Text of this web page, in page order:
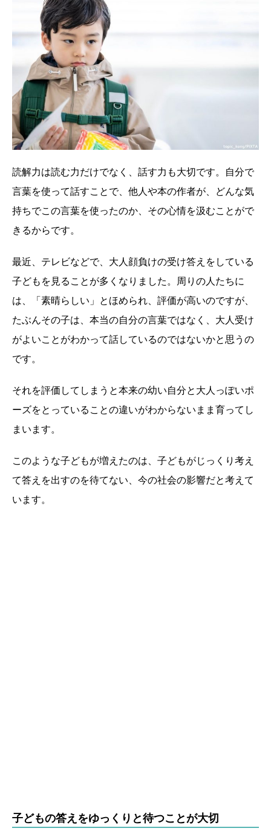
読解力は読む力だけでなく、話す力も大切です。自分で
言葉を使って話すことで、他人や本の作者が、どんな気
持ちでこの言葉を使ったのか、その心情を汲むことがで
きるからです。
最近、テレビなどで、大人顔負けの受け答えをしている
子どもを見ることが多くなりました。周りの人たちに
は、「素晴らしい」とほめられ、評価が高いのですが、
たぶんその子は、本当の自分の言葉ではなく、大人受け
がよいことがわかって話しているのではないかと思うの
です。
それを評価してしまうと本来の幼い自分と大人っぽいポ
ーズをとっていることの違いがわからないまま育ってし
まいます。
このような子どもが増えたのは、子どもがじっくり考え
て答えを出すのを待てない、今の社会の影響だと考えて
います。
子どもの答えをゆっくりと待つことが大切